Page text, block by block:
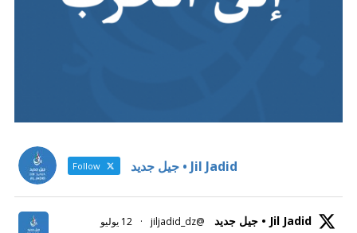
Jil Jadid • جيل جديد Follow
Jil Jadid • جيل جديد @jiljadid_dz
· 12 يوليو